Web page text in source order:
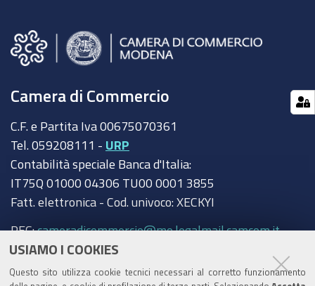
USIAMO I COOKIES
Questo sito utilizza cookie tecnici necessari al corretto funzionamento
Camera di Commercio
C.F. e Partita Iva 00675070361
Tel. 059208111 - URP
Contabilità speciale Banca d'Italia:
IT75Q 01000 04306 TU00 0001 3855
Fatt. elettronica - Cod. univoco: XECKYI
PEC:cameradicommercio@mo.legalmail.camcom.it
Trasparenza